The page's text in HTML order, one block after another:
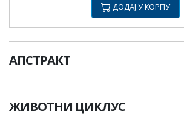
ДОДАЈ У КОРПУ
АПСТРАКТ
ЖИВОТНИ ЦИКЛУС